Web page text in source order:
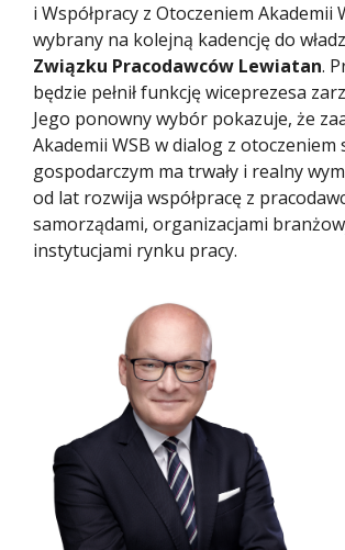
i Współpracy z Otoczeniem Akademii
wybrany na kolejną kadencję do władz
Związku Pracodawców Lewiatan.
będzie pełnił funkcję wiceprezesa
Jego ponowny wybór pokazuje, że
Akademii WSB w dialog z otoczeniem
gospodarczym ma trwały i realny
od lat rozwija współpracę z
samorządami, organizacjami
instytucjami rynku pracy.